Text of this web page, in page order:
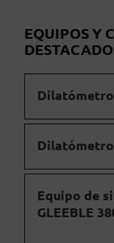
EQUIPOS Y
Dilatómetro
Dilatómetro
Equipo de
GLEEBLE